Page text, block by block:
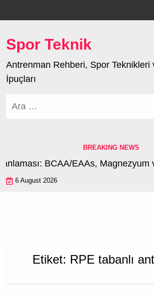
to
Spor Teknik
Antrenman Rehberi, Spor Teknikleri
İpuçları
Arama:
BREAKING NEWS
BCAA/EAAs, Magnezyum
6 August 2026
Etiket: RPE tabanlı